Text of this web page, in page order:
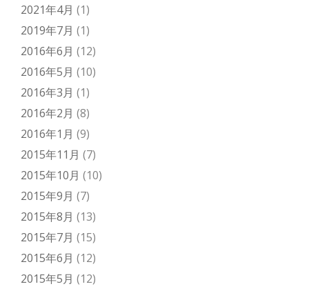
2021年4月 (1)
2019年7月 (1)
2016年6月 (12)
2016年5月 (10)
2016年3月 (1)
2016年2月 (8)
2016年1月 (9)
2015年11月 (7)
2015年10月 (10)
2015年9月 (7)
2015年8月 (13)
2015年7月 (15)
2015年6月 (12)
2015年5月 (12)